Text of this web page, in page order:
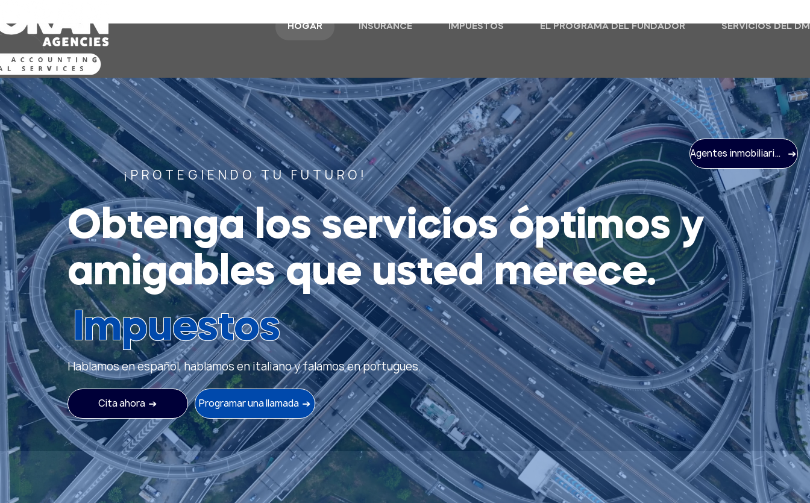
HOGAR INSURANCE IMPUESTOS EL PROGRAMA DEL FUNDADOR SERVICIOS DEL
¡PROTEGIENDO TU FUTURO!
Obtenga los servicios óptimos y
amigables que usted merece.
Agentes inmobiliarios de Moran
Impuestos
Hablamos en español, hablamos en italiano y falamos en portugues.
Cita ahora Programar una llamada